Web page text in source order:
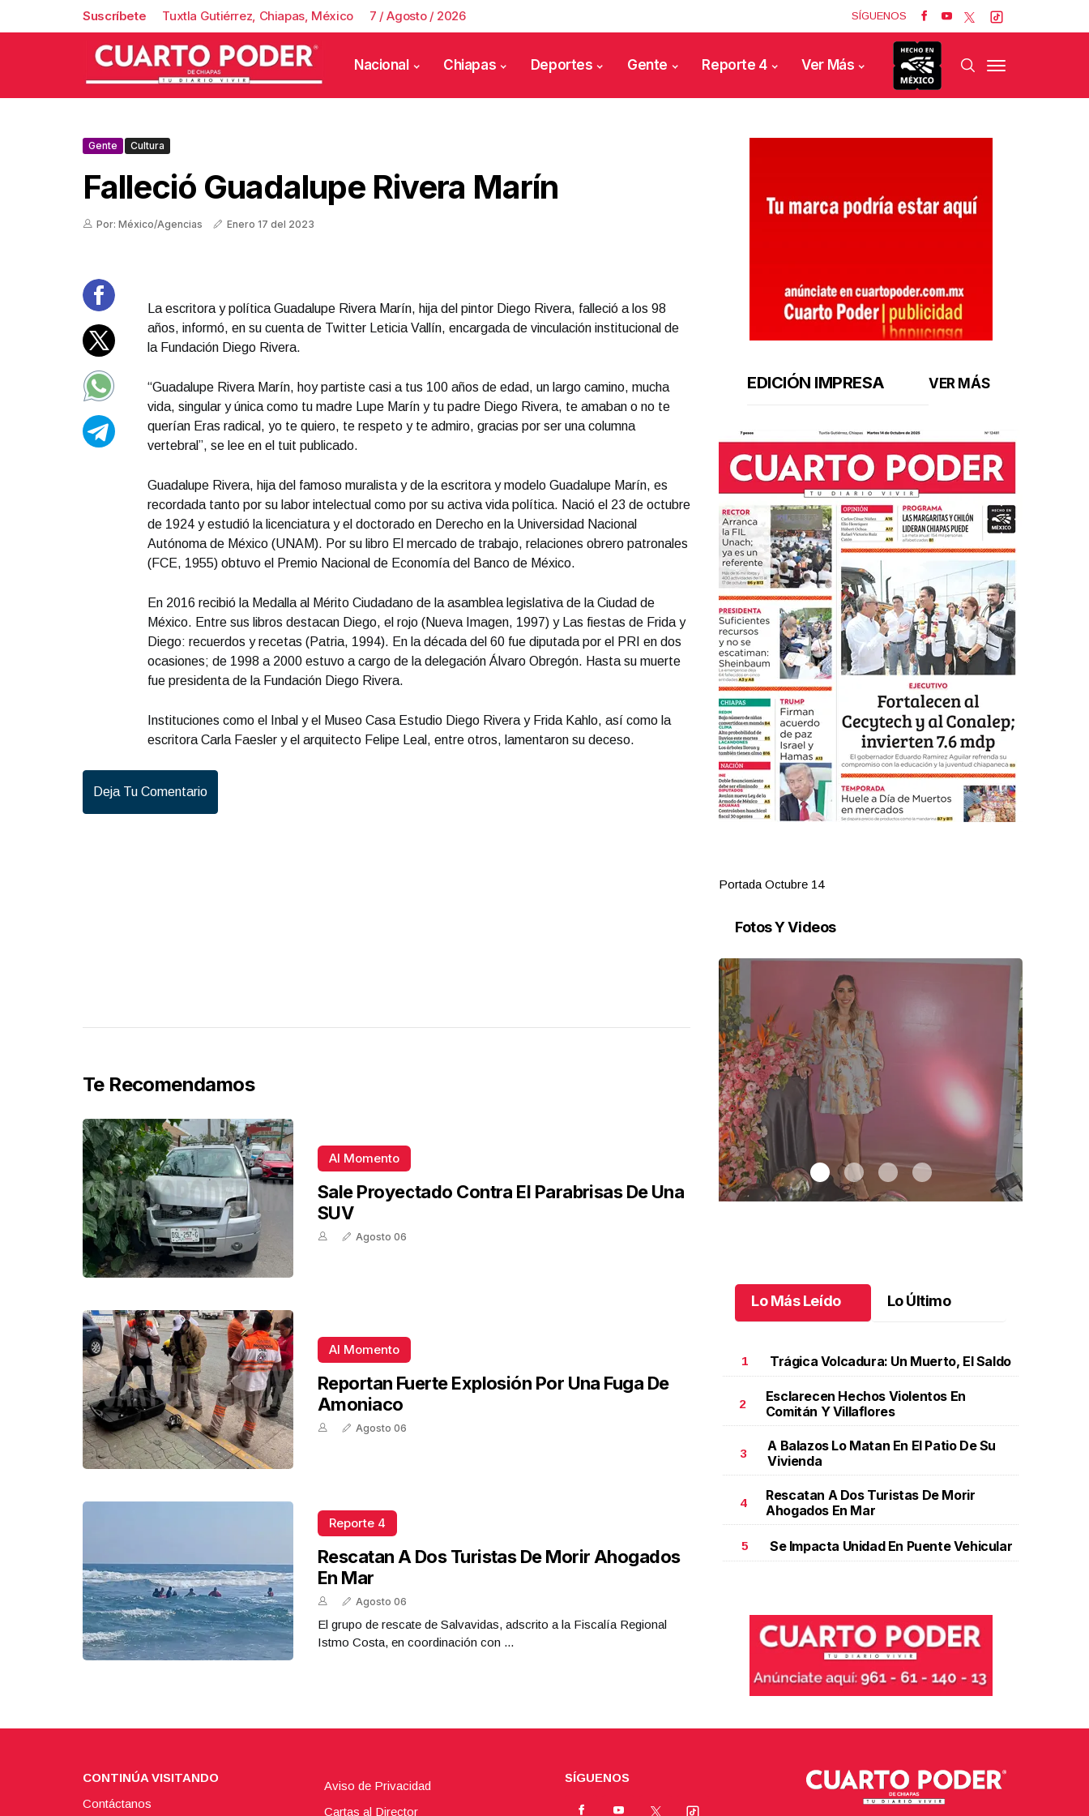
Suscríbete Tuxtla Gutiérrez, Chiapas, México 7 / Agosto / 2026 SÍGUENOS
Nacional Chiapas Deportes Gente Reporte 4 Ver Más
Gente Cultura
Falleció Guadalupe Rivera Marín
Por: México/Agencias Enero 17 del 2023
La escritora y política Guadalupe Rivera Marín, hija del pintor Diego Rivera, falleció a los 98
años, informó, en su cuenta de Twitter Leticia Vallín, encargada de vinculación institucional de
la Fundación Diego Rivera.
“Guadalupe Rivera Marín, hoy partiste casi a tus 100 años de edad, un largo camino, mucha
vida, singular y única como tu madre Lupe Marín y tu padre Diego Rivera, te amaban o no te
querían Eras radical, yo te quiero, te respeto y te admiro, gracias por ser una columna
vertebral”, se lee en el tuit publicado.
Guadalupe Rivera, hija del famoso muralista y de la escritora y modelo Guadalupe Marín, es
recordada tanto por su labor intelectual como por su activa vida política. Nació el 23 de octubre
de 1924 y estudió la licenciatura y el doctorado en Derecho en la Universidad Nacional
Autónoma de México (UNAM). Por su libro El mercado de trabajo, relaciones obrero patronales
(FCE, 1955) obtuvo el Premio Nacional de Economía del Banco de México.
En 2016 recibió la Medalla al Mérito Ciudadano de la asamblea legislativa de la Ciudad de
México. Entre sus libros destacan Diego, el rojo (Nueva Imagen, 1997) y Las fiestas de Frida y
Diego: recuerdos y recetas (Patria, 1994). En la década del 60 fue diputada por el PRI en dos
ocasiones; de 1998 a 2000 estuvo a cargo de la delegación Álvaro Obregón. Hasta su muerte
fue presidenta de la Fundación Diego Rivera.
Instituciones como el Inbal y el Museo Casa Estudio Diego Rivera y Frida Kahlo, así como la
escritora Carla Faesler y el arquitecto Felipe Leal, entre otros, lamentaron su deceso.
Deja Tu Comentario
Te Recomendamos
Al Momento
Sale Proyectado Contra El Parabrisas De Una
SUV
Agosto 06
Al Momento
Reportan Fuerte Explosión Por Una Fuga De
Amoniaco
Agosto 06
Reporte 4
Rescatan A Dos Turistas De Morir Ahogados
En Mar
Agosto 06
El grupo de rescate de Salvavidas, adscrito a la Fiscalía Regional
Istmo Costa, en coordinación con ...
EDICIÓN IMPRESA VER MÁS
Portada Octubre 14
Fotos Y Videos
Celebrando a Cristina.Celebrando a Cristina
Lo Más Leído Lo Último
1 Trágica Volcadura: Un Muerto, El Saldo
2
Esclarecen Hechos Violentos En
Comitán Y Villaflores
3
A Balazos Lo Matan En El Patio De Su
Vivienda
4
Rescatan A Dos Turistas De Morir
Ahogados En Mar
5 Se Impacta Unidad En Puente Vehicular
CONTINÚA VISITANDO
Contáctanos
Aviso de Privacidad
Cartas al Director
SÍGUENOS